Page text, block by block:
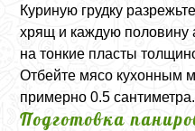
Куриную грудку
хрящ и каждую половину
на тонкие пласты
Отбейте мясо кухонным
примерно 0.5 сантиметра.
Подготовка